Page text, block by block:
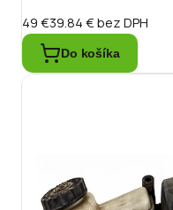
49 €39.84 €bez DPH
Do košíka